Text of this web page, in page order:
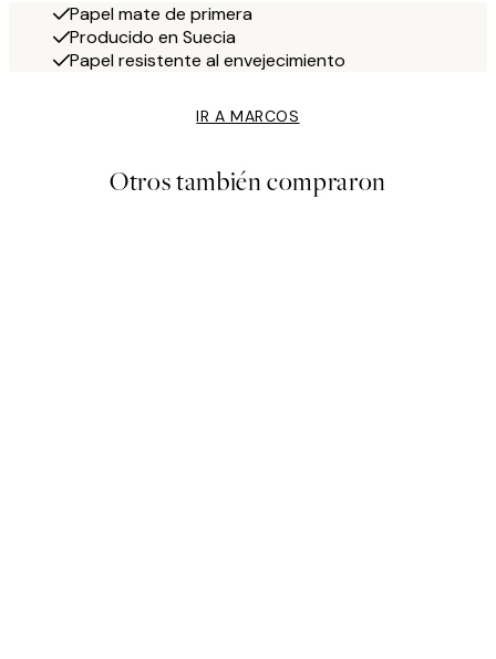
Papel mate de primera
Producido en Suecia
Papel resistente al envejecimiento
IR A MARCOS
Otros también compraron